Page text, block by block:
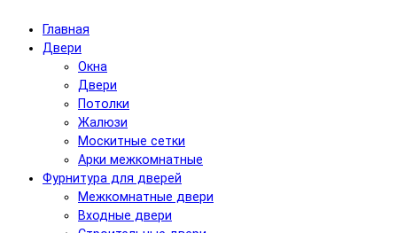
Главная
Двери
Окна
Двери
Потолки
Жалюзи
Москитные сетки
Арки межкомнатные
Фурнитура для дверей
Межкомнатные двери
Входные двери